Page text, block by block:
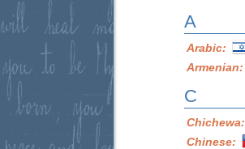
A
Arabic:
Armenian:
C
Chichewa:
Chinese: